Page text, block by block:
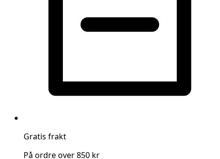
Gratis frakt
På ordre over 850 kr